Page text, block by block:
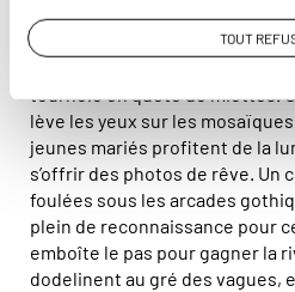
TOUT
mes pas, j’entre sur la place
incontournable d'un
week-end
tournoie en quête de miettes.
lève les yeux sur les mosaïques
jeunes mariés profitent de la
s’offrir des photos de rêve. Un
foulées sous les arcades
plein de reconnaissance pour
emboîte le pas pour gagner la
dodelinent au gré des vagues,